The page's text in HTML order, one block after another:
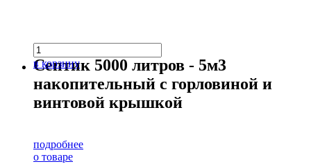
в корзину
Септик 5000 литров - 5м3
накопительный с горловиной и
винтовой крышкой
подробнее
о товаре